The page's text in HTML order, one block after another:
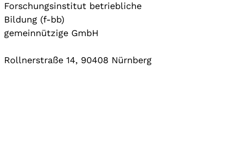
Forschungsinstitut betriebliche
Bildung (f-bb)
gemeinnützige GmbH
Rollnerstraße 14, 90408 Nürnberg